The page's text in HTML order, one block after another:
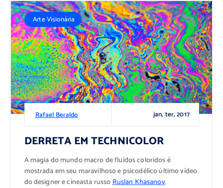
Rafael Beraldo jan, ter, 2017
Arte Visionária
DERRETA EM TECHNICOLOR
A magia do mundo macro de fluidos coloridos é
mostrada em seu maravilhoso e psicodélico último vídeo
do designer e cineasta russoRuslan Khasanov.